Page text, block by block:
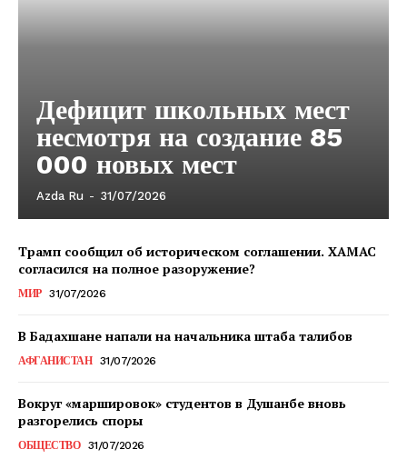
Дефицит школьных мест
несмотря на создание 85
000 новых мест
Azda Ru - 31/07/2026
Трамп сообщил об историческом соглашении. ХАМАС
согласился на полное разоружение?
МИР 31/07/2026
В Бадахшане напали на начальника штаба талибов
АФГАНИСТАН 31/07/2026
Вокруг «маршировок» студентов в Душанбе вновь
разгорелись споры
ОБЩЕСТВО 31/07/2026